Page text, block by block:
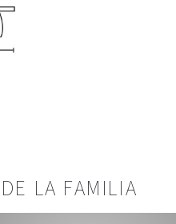
LA FAMILIA